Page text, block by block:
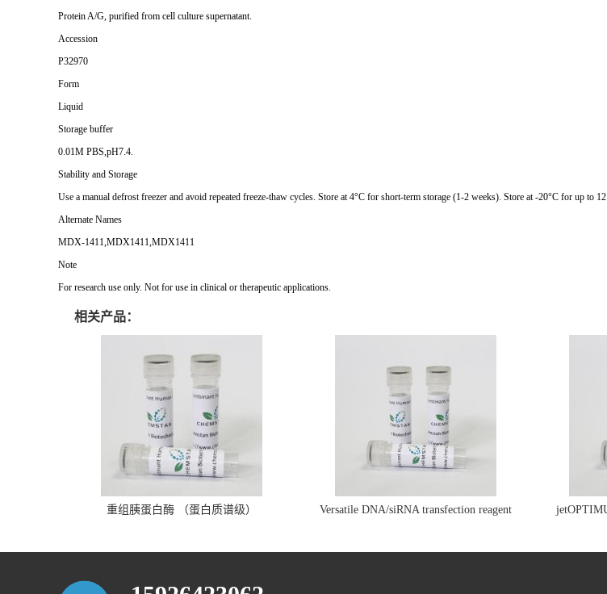
Protein A/G, purified from cell culture supernatant.
Accession
P32970
Form
Liquid
Storage buffer
0.01M PBS,pH7.4.
Stability and Storage
Use a manual defrost freezer and avoid repeated freeze-thaw cycles. Store at 4°C for short-term storage (1-2 weeks). Store at -20°C for up to
Alternate Names
MDX-1411,MDX1411,MDX1411
Note
For research use only. Not for use in clinical or therapeutic applications.
相关产品：
重组胰蛋白酶 （蛋白质谱级）
Versatile DNA/siRNA transfection reagent